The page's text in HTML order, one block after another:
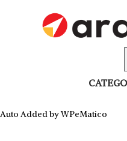
Auto Added by WPeMatico